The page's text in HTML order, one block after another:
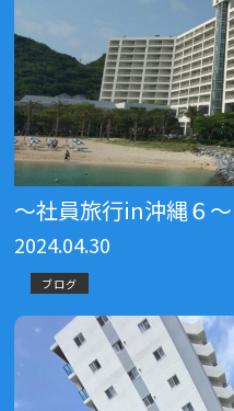
～社員旅行in沖縄６
2024.04.30
ブログ